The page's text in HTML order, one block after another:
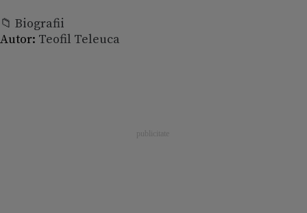
📁 Biografii
Autor: Teofil Teleuca